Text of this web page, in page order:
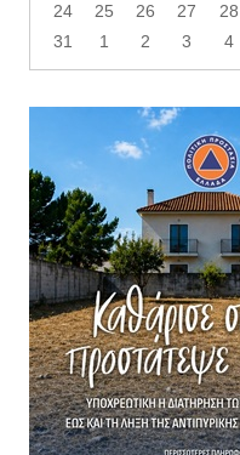
24
25 26 27 28
31
1 2 3 4